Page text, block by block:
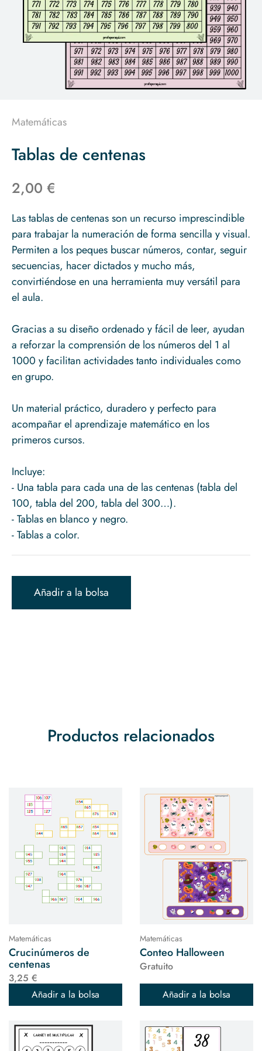
Matemáticas
Tablas de centenas
2,00 €
Las tablas de centenas son un recurso imprescindible
para trabajar la numeración de forma sencilla y visual.
Permiten a los peques buscar números, contar, seguir
secuencias, hacer dictados y mucho más,
convirtiéndose en una herramienta muy versátil para
el aula.
Gracias a su diseño ordenado y fácil de leer, ayudan
a reforzar la comprensión de los números del 1 al
1000 y facilitan actividades tanto individuales como
en grupo.
Un material práctico, duradero y perfecto para
acompañar el aprendizaje matemático en los
primeros cursos.
Incluye:
- Una tabla para cada una de las centenas (tabla del
100, tabla del 200, tabla del 300…).
- Tablas en blanco y negro.
Añadir a la bolsa
Productos relacionados
Matemáticas
Crucinúmeros de
centenas
3,25 €
Añadir a la bolsa
Matemáticas
Conteo Halloween
Gratuito
Añadir a la bolsa